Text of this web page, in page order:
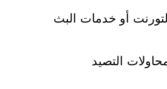
أو خدمات البث
التصيد